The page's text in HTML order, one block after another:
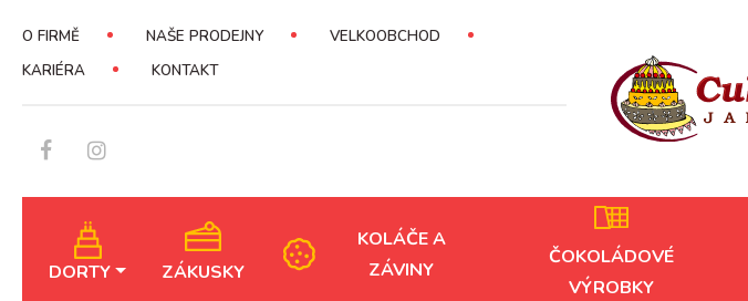
O FIRMĚ NAŠE PRODEJNY
VELKOOBCHOD
KARIÉRA
KONTAKT
DORTY ZÁKUSKY
KOLÁČE A
ZÁVINY
ČOKOLÁDOVÉ
VÝROBKY